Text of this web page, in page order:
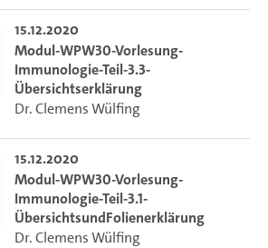
15.12.2020
Modul-WPW30-Vorlesung-
Immunologie-Teil-3.3-
Übersichtserklärung
Dr. Clemens Wülfing
15.12.2020
Modul-WPW30-Vorlesung-
Immunologie-Teil-3.1-
ÜbersichtsundFolienerklärung
Dr. Clemens Wülfing